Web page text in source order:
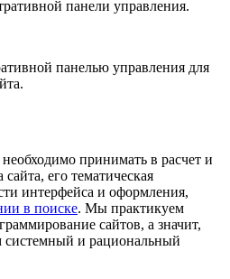
панели управления.
панелью управления для
необходимо принимать в расчет и
его тематическая
интерфейса и оформления,
в поиске. Мы практикуем
сайтов, а значит,
и рациональный